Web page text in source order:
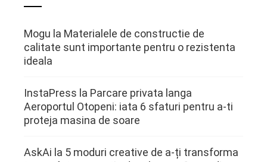
Mogu la Materialele de constructie de
calitate sunt importante pentru o rezistenta
ideala
InstaPress la Parcare privata langa
Aeroportul Otopeni: iata 6 sfaturi pentru a-ti
proteja masina de soare
AskAi la 5 moduri creative de a-ți transforma